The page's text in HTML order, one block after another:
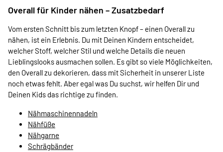
Overall für Kinder nähen – Zusatzbedarf
Vom ersten Schnitt bis zum letzten Knopf – einen Overall zu
nähen, ist ein Erlebnis. Du mit Deinen Kindern entscheidet,
welcher Stoff, welcher Stil und welche Details die neuen
Lieblingslooks ausmachen sollen. Es gibt so viele Möglichkeiten,
den Overall zu dekorieren, dass mit Sicherheit in unserer Liste
noch etwas fehlt. Aber egal was Du suchst, wir helfen Dir und
Deinen Kids das richtige zu finden.
Nähmaschinennadeln
Nähfüße
Nähgarne
Schrägbänder